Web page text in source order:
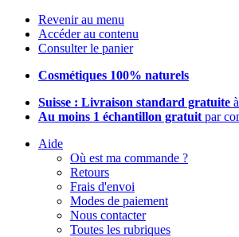
Revenir au menu
Accéder au contenu
Consulter le panier
Cosmétiques 100% naturels
Suisse : Livraison standard gratuite
Au moins 1 échantillon gratuit par
Aide
Où est ma commande ?
Retours
Frais d'envoi
Modes de paiement
Nous contacter
Toutes les rubriques